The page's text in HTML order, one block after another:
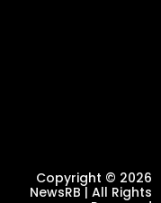
Copyright © 2026
NewsRB | All Rights